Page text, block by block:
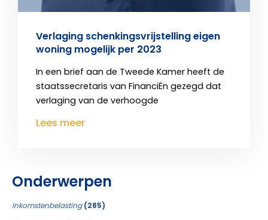
Verlaging schenkingsvrijstelling eigen
woning mogelijk per 2023
In een brief aan de Tweede Kamer heeft de
staatssecretaris van FinanciËn gezegd dat
verlaging van de verhoogde
Lees meer
Onderwerpen
Inkomstenbelasting(285)